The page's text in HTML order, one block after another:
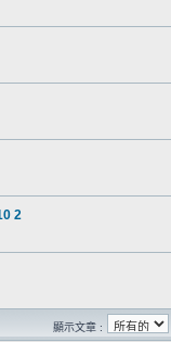
2
顯示文章 :